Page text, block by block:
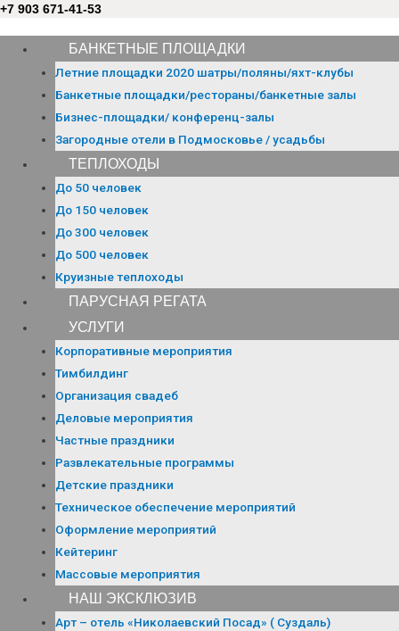
+7 903 671-41-53
БАНКЕТНЫЕ ПЛОЩАДКИ
Летние площадки 2020 шатры/поляны/яхт-клубы
Банкетные площадки/рестораны/банкетные залы
Бизнес-площадки/ конференц-залы
Загородные отели в Подмосковье / усадьбы
ТЕПЛОХОДЫ
До 50 человек
До 150 человек
До 300 человек
До 500 человек
Круизные теплоходы
ПАРУСНАЯ РЕГАТА
УСЛУГИ
Корпоративные мероприятия
Тимбилдинг
Организация свадеб
Деловые мероприятия
Частные праздники
Развлекательные программы
Детские праздники
Техническое обеспечение мероприятий
Оформление мероприятий
Кейтеринг
Массовые мероприятия
НАШ ЭКСКЛЮЗИВ
Арт – отель «Николаевский Посад» ( Суздаль)